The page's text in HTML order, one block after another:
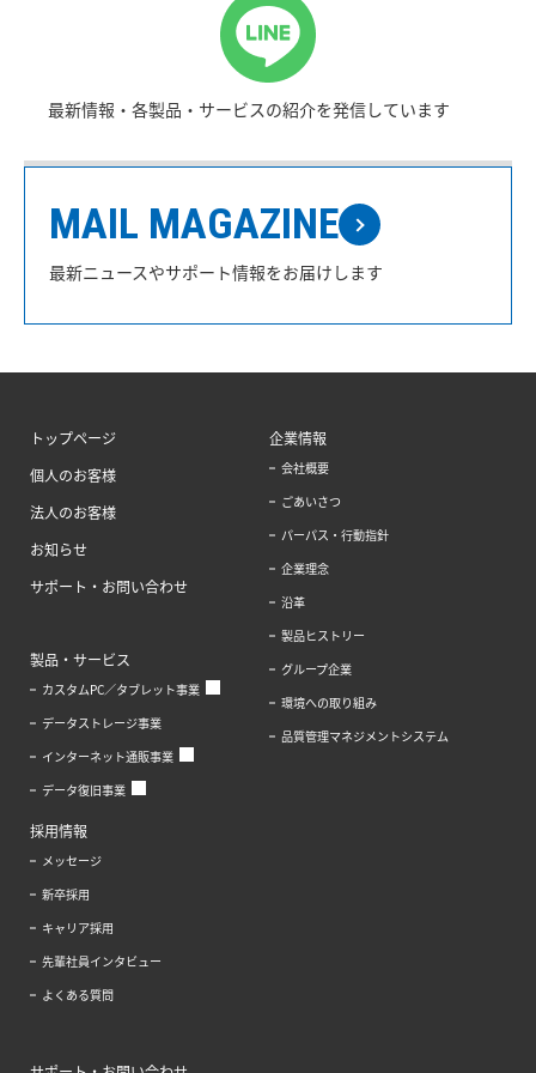
最新情報・各製品・サービスの紹介を発信しています
MAIL MAGAZINE
最新ニュースやサポート情報をお届けします
トップページ
個人のお客様
法人のお客様
お知らせ
サポート・お問い合わせ
製品・サービス
カスタムPC／タブレット事業
データストレージ事業
インターネット通販事業
データ復旧事業
企業情報
会社概要
ごあいさつ
パーパス・行動指針
企業理念
沿革
製品ヒストリー
グループ企業
環境への取り組み
品質管理マネジメントシステム
採用情報
メッセージ
新卒採用
キャリア採用
先輩社員インタビュー
よくある質問